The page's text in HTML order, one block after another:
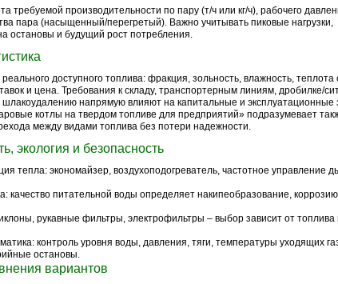
требуемой производительности по пару (т/ч или кг/ч), рабочего
пара (насыщенный/перегретый). Важно учитывать пиковые нагрузки,
остановы и будущий рост потребления.
доступного топлива: фракция, зольность, влажность, теплота
и цена. Требования к складу, транспортерным линиям, дробилке/
шлакоудалению напрямую влияют на капитальные и эксплуатационные
котлы на твердом топливе для предприятий» подразумевает
между видами топлива без потери надежности.
экология и безопасность
тепла: экономайзер, воздухоподогреватель, частотное управление
качество питательной воды определяет накипеобразование,
рукавные фильтры, электрофильтры – выбор зависит от
контроль уровня воды, давления, тяги, температуры уходящих
остановы.
вариантов